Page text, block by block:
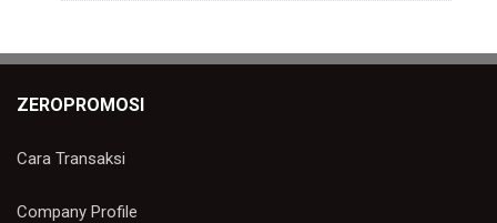
ZEROPROMOSI
Cara Transaksi
Company Profile